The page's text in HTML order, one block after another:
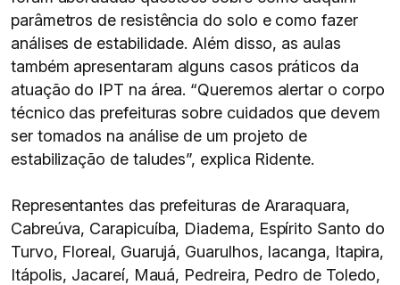
parâmetros de resistência do solo e como fazer
análises de estabilidade. Além disso, as aulas
também apresentaram alguns casos práticos da
atuação do IPT na área. “Queremos alertar o corpo
técnico das prefeituras sobre cuidados que devem
ser tomados na análise de um projeto de
estabilização de taludes”, explica Ridente.
Representantes das prefeituras de Araraquara,
Cabreúva, Carapicuíba, Diadema, Espírito Santo do
Turvo, Floreal, Guarujá, Guarulhos, Iacanga, Itapira,
Itápolis, Jacareí, Mauá, Pedreira, Pedro de Toledo,